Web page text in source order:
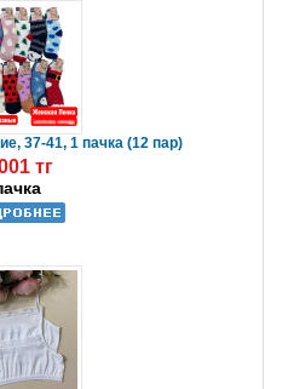
37-41, 1 пачка (12 пар)
тг